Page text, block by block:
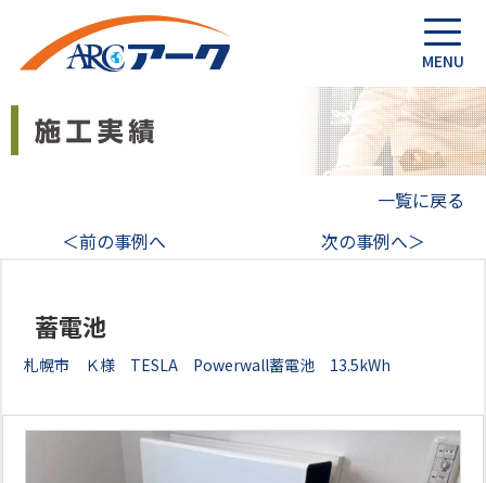
一覧に戻る
＜前の事例へ
次の事例へ＞
蓄電池
札幌市 Ｋ様 TESLA Powerwall蓄電池 13.5kWh